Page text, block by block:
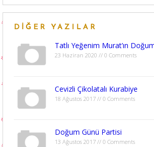
DIĞER YAZILAR
Tatlı Yeğenim Murat’ın
23 Haziran 2020 // 0 Comments
Cevizli Çikolatalı Kurabiye
18 Ağustos 2017 // 0 Comments
Doğum Günü Partisi
13 Ağustos 2017 // 0 Comments